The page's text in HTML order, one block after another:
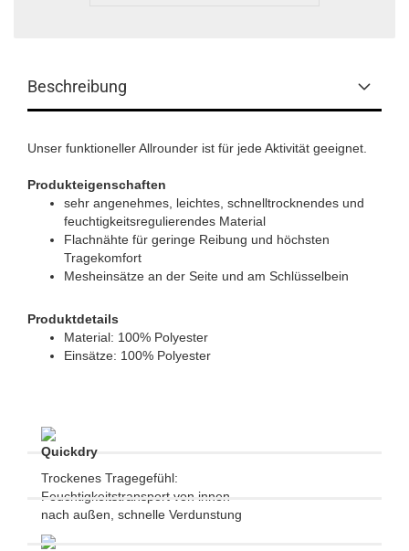
Beschreibung
Unser funktioneller Allrounder ist für jede Aktivität geeignet.
Produkteigenschaften
sehr angenehmes, leichtes, schnelltrocknendes und
feuchtigkeitsregulierendes Material
Flachnähte für geringe Reibung und höchsten
Tragekomfort
Mesheinsätze an der Seite und am Schlüsselbein
Produktdetails
Material: 100% Polyester
Einsätze: 100% Polyester
Quickdry
Trockenes Tragegefühl:
Feuchtigkeitstransport von innen
nach außen, schnelle Verdunstung